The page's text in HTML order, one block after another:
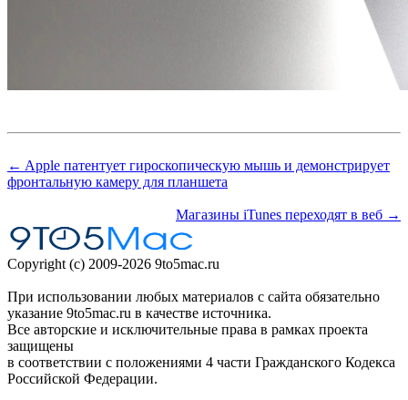
← Apple патентует гироскопическую мышь и демонстрирует
фронтальную камеру для планшета
Магазины iTunes переходят в веб →
Copyright (c) 2009-2026 9to5mac.ru
При использовании любых материалов с сайта обязательно
указание 9to5mac.ru в качестве источника.
Все авторские и исключительные права в рамках проекта
защищены
в соответствии с положениями 4 части Гражданского Кодекса
Российской Федерации.